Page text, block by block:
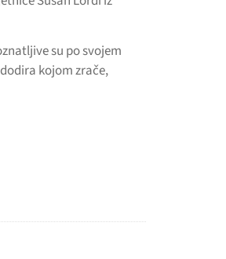
su po svojem
kojom zrače,